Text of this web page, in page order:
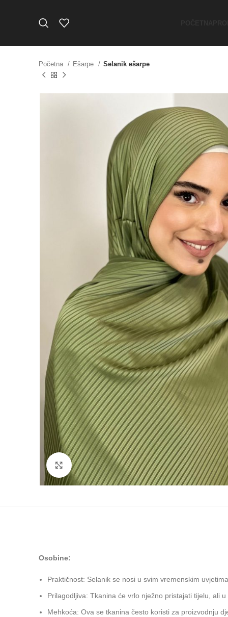
Početna Ešarpe Selanik ešarpe
Click to enlarge
Osobine:
Praktičnost: Selanik se nosi u svim vremenskim
Prilagodljiva: Tkanina će vrlo nježno pristajati tijelu, ali
Mehkoća: Ova se tkanina često koristi za proizvodnju